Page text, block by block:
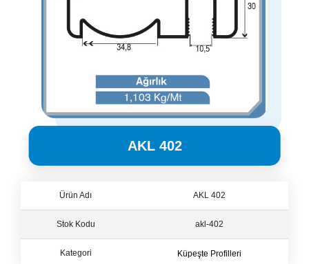
AKL 402
Ürün Adı AKL 402
Stok Kodu akl-402
Kategori Küpeşte Profilleri
Küpeşte Profilleri